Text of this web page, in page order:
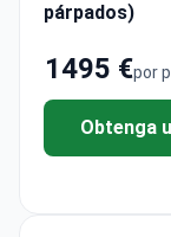
párpados)
por
1495 €
Obtenga